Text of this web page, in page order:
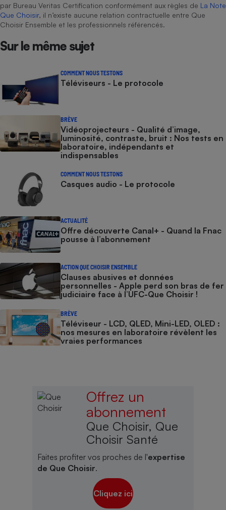
par Bureau Veritas Certification conformément aux règles de La Note
Que Choisir, il n’existe aucune relation contractuelle entre Que
Choisir Ensemble et les professionnels référencés.
Sur le même sujet
COMMENT NOUS TESTONS
Téléviseurs - Le protocole
BRÈVE
Vidéoprojecteurs - Qualité d’image,
luminosité, contraste, bruit : Nos tests en
laboratoire, indépendants et
indispensables
COMMENT NOUS TESTONS
Casques audio - Le protocole
ACTUALITÉ
Offre découverte Canal+ - Quand la Fnac
pousse à l’abonnement
ACTION QUE CHOISIR ENSEMBLE
Clauses abusives et données
personnelles - Apple perd son bras de fer
judiciaire face à l’UFC-Que Choisir !
BRÈVE
Téléviseur - LCD, QLED, Mini-LED, OLED :
nos mesures en laboratoire révèlent les
vraies performances
Offrez un
abonnement
Que Choisir, Que
Choisir Santé
Faites profiter vos proches de l'expertise
de Que Choisir.
Cliquez ici